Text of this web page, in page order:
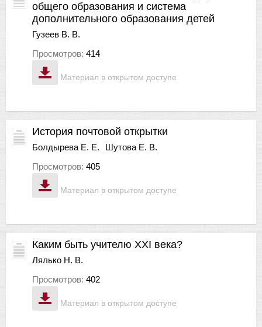
Материал в открытом доступе
общего образования и система
дополнительного образования детей
Гузеев В. В.
Просмотров: 414
Материал в открытом доступе
История почтовой открытки
Болдырева Е. Е.
Шутова Е. В.
Просмотров: 405
Материал в открытом доступе
Каким быть учителю ХХI века?
Лялько Н. В.
Просмотров: 402